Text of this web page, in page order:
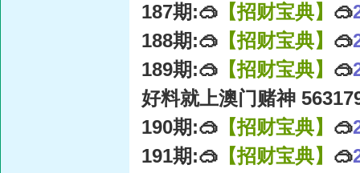
187期:🥽 【招财宝典】 🥽
188期:🥽 【招财宝典】 🥽
189期:🥽 【招财宝典】 🥽
好料就上澳门赌神
190期:🥽 【招财宝典】 🥽
191期:🥽 【招财宝典】 🥽